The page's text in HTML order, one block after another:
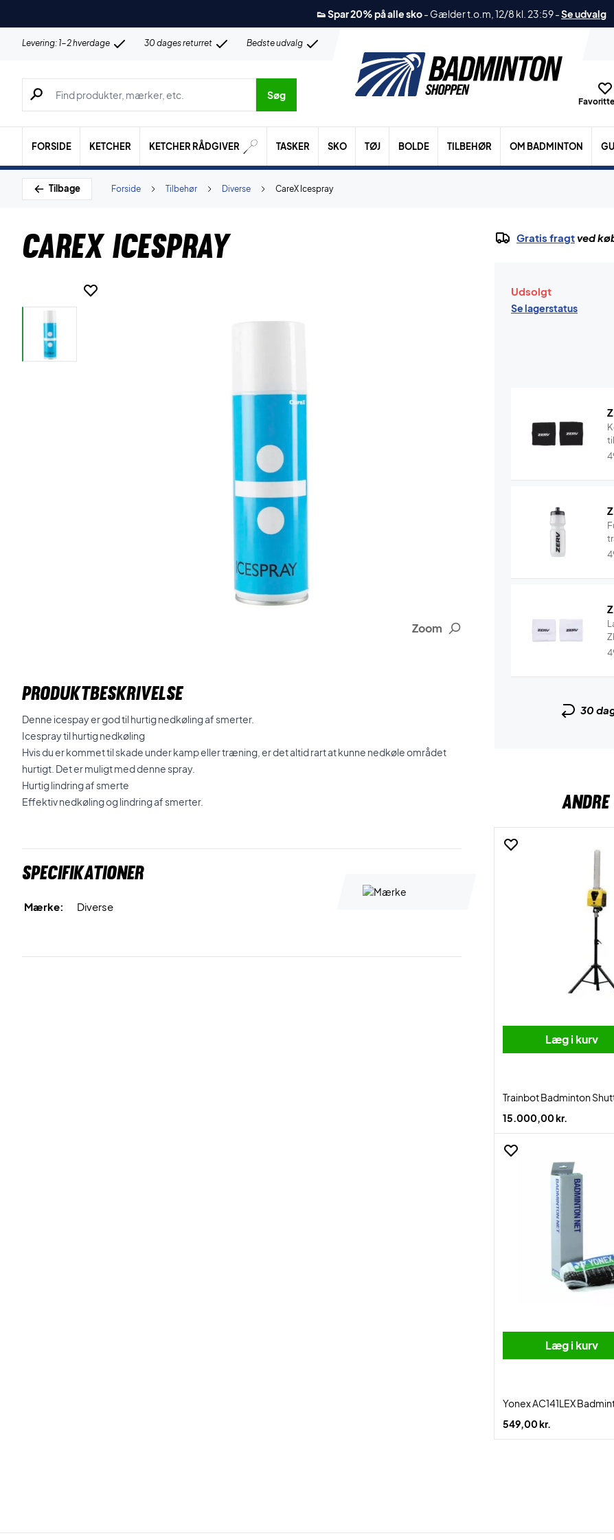
👟 Spar 20% på alle sko- Gælder t.o.m, 12/8 kl. 23:59-Se udvalg
Levering: 1-2 hverdage 30 dages returret Bedste udvalg
Søg efter produkter, mærker etc.
Søg
FORSIDE KETCHER KETCHER RÅDGIVER TASKER SKO TØJ BOLDE TILBEHØR OM BADMINTON
Tilbage CareX Icespray
Diverse
Tilbehør
Forside
CareX Icespray
Zoom
PRODUKTBESKRIVELSE
Denne icespay er god til hurtig nedkøling af smerter.
Icespray til hurtig nedkøling
Hvis du er kommet til skade under kamp eller træning, er det altid rart at kunne nedkøle området
hurtigt. Det er muligt med denne spray.
Hurtig lindring af smerte
Effektiv nedkøling og lindring af smerter.
Specifikationer
Mærke: Diverse
Gratis fragtved
Udsolgt
Se lagerstatus
30
Læg i kurv
Trainbot Badminton
15.000,00 kr.
Læg i kurv
Yonex AC141LEX
549,00 kr.